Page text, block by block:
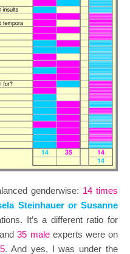
genderwise: 14 times
Steinhauer or Susanne
It’s a different ratio for
and 35 male experts were on
. And yes, I was under the